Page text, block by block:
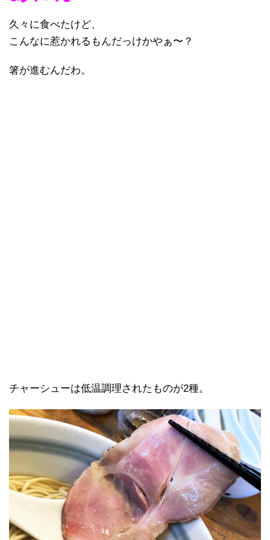
久々に食べたけど、
こんなに惹かれるもんだっけかやぁ〜？
箸が進むんだわ。
チャーシューは低温調理されたものが2種。